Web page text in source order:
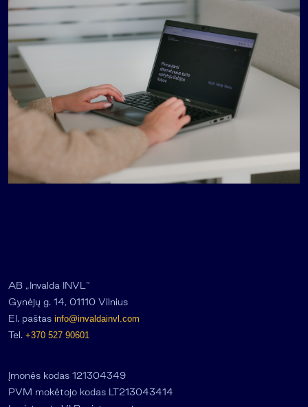
AB „Invalda INVL“
Gynėjų g. 14, 01110 Vilnius
El. paštas info@invaldainvl.com
Tel. +370 527 90601
Įmonės kodas 121304349
PVM mokėtojo kodas LT213043414